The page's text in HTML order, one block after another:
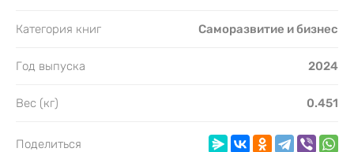
Категория книг Саморазвитие и бизнес
Год выпуска 2024
Вес (кг) 0.451
Поделиться